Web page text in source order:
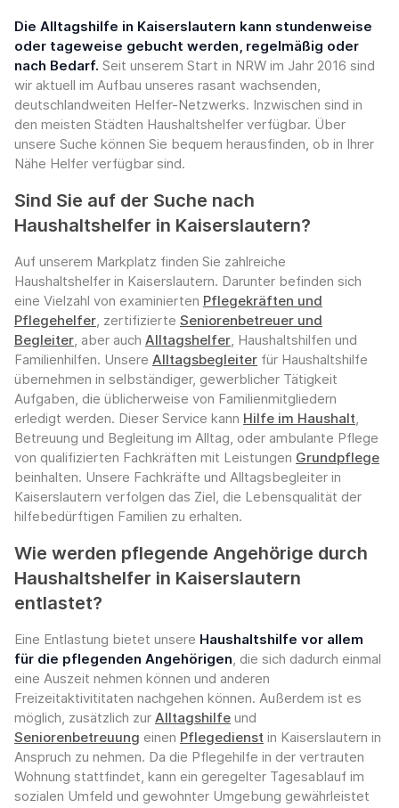
Die Alltagshilfe in Kaiserslautern kann stundenweise
oder tageweise gebucht werden, regelmäßig oder
nach Bedarf. Seit unserem Start in NRW im Jahr 2016 sind
wir aktuell im Aufbau unseres rasant wachsenden,
deutschlandweiten Helfer-Netzwerks. Inzwischen sind in
den meisten Städten Haushaltshelfer verfügbar. Über
unsere Suche können Sie bequem herausfinden, ob in Ihrer
Nähe Helfer verfügbar sind.
Sind Sie auf der Suche nach
Haushaltshelfer in Kaiserslautern?
Auf unserem Markplatz finden Sie zahlreiche
Haushaltshelfer in Kaiserslautern. Darunter befinden sich
eine Vielzahl von examinierten Pflegekräften und
Pflegehelfer, zertifizierte Seniorenbetreuer und
Begleiter, aber auch Alltagshelfer, Haushaltshilfen und
Familienhilfen. Unsere Alltagsbegleiter für Haushaltshilfe
übernehmen in selbständiger, gewerblicher Tätigkeit
Aufgaben, die üblicherweise von Familienmitgliedern
erledigt werden. Dieser Service kann Hilfe im Haushalt,
Betreuung und Begleitung im Alltag, oder ambulante Pflege
von qualifizierten Fachkräften mit Leistungen Grundpflege
beinhalten. Unsere Fachkräfte und Alltagsbegleiter in
Kaiserslautern verfolgen das Ziel, die Lebensqualität der
hilfebedürftigen Familien zu erhalten.
Wie werden pflegende Angehörige durch
Haushaltshelfer in Kaiserslautern
entlastet?
Eine Entlastung bietet unsere Haushaltshilfe vor allem
für die pflegenden Angehörigen, die sich dadurch einmal
eine Auszeit nehmen können und anderen
Freizeitaktivititaten nachgehen können. Außerdem ist es
möglich, zusätzlich zur Alltagshilfe und
Seniorenbetreuung einen Pflegedienst in Kaiserslautern in
Anspruch zu nehmen. Da die Pflegehilfe in der vertrauten
Wohnung stattfindet, kann ein geregelter Tagesablauf im
sozialen Umfeld und gewohnter Umgebung gewährleistet